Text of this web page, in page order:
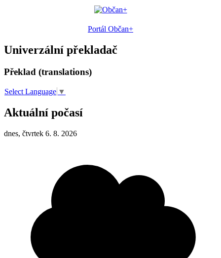
Portál Občan+
Univerzální překladač
Překlad (translations)
Select Language ▼
Aktuální počasí
dnes, čtvrtek 6. 8. 2026